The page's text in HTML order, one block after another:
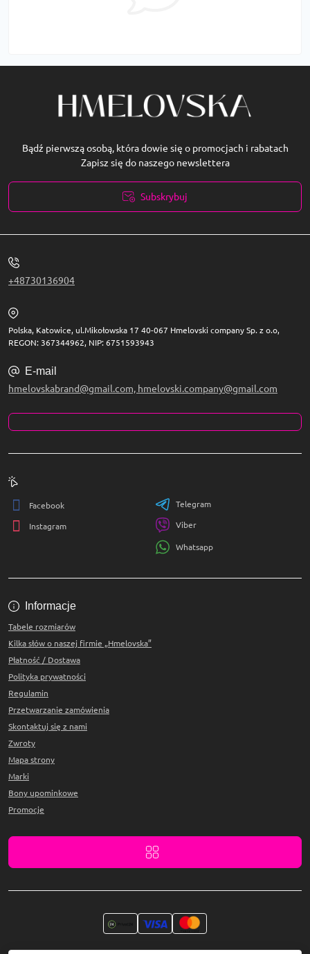
Bądź pierwszą osobą, która dowie się o promocjach i rabatach
Zapisz się do naszego newslettera
Subskrybuj
+48730136904
Polska, Katowice, ul.Mikołowska 17 40-067 Hmelovski company Sp. z o.o,
REGON: 367344962, NIP: 6751593943
E-mail
hmelovskabrand@gmail.com, hmelovski.company@gmail.com
Informacje
Tabele rozmiarów
Kilka słów o naszej firmie „Hmelovska”
Płatność / Dostawa
Polityka prywatności
Regulamin
Przetwarzanie zamówienia
Skontaktuj się z nami
Zwroty
Mapa strony
Marki
Bony upominkowe
Promocje
Facebook
Instagram
Telegram
Viber
Whatsapp